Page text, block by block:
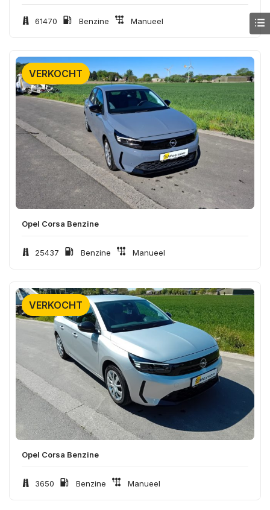
61470 Benzine Manueel
VERKOCHT
Opel Corsa Benzine
25437 Benzine Manueel
VERKOCHT
Opel Corsa Benzine
3650 Benzine Manueel